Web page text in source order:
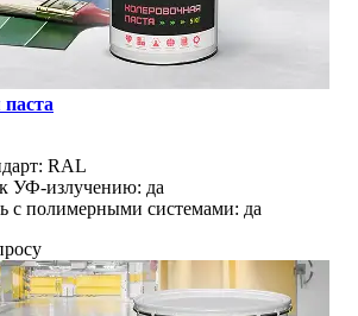
RAL
УФ-излучению: да
с полимерными системами: да